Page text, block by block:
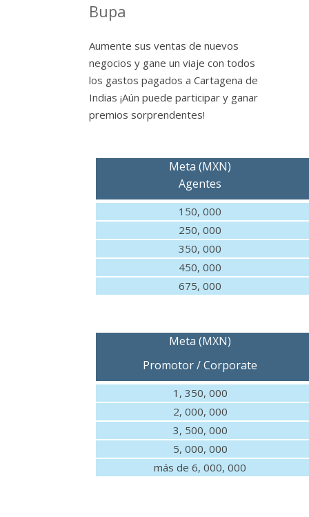
Bupa
Aumente sus ventas de nuevos
negocios y gane un viaje con todos
los gastos pagados a Cartagena de
Indias ¡Aún puede participar y ganar
premios sorprendentes!
Meta (MXN)
Agentes
150, 000
250, 000
350, 000
450, 000
675, 000
Meta (MXN)
Promotor / Corporate
1, 350, 000
2, 000, 000
3, 500, 000
5, 000, 000
más de 6, 000, 000